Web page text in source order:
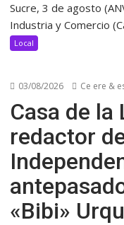
Sucre, 3 de agosto
Industria y Comercio
Local
03/08/2026 Ce ere &
Casa de
redactor
«Bibi»